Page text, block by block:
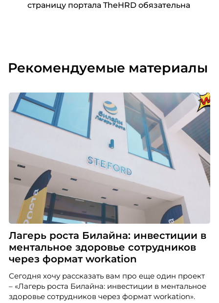
страницу портала TheHRD обязательна
Рекомендуемые материалы
Лагерь роста Билайна: инвестиции в
ментальное здоровье сотрудников
через формат workation
Сегодня хочу рассказать вам про еще один проект
– «Лагерь роста Билайна: инвестиции в ментальное
здоровье сотрудников через формат workation».